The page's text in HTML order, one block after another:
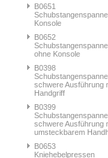
B0651
Konsole
B0652
ohne Konsole
B0398
schwere Ausführung
Handgriff
B0399
schwere Ausführung
umsteckbarem
B0653
Kniehebelpressen